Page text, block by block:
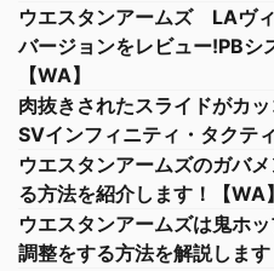
ウエスタンアームズ LAヴ
バージョンをレビュー!PBシ
【WA】
肉抜きされたスライドがカ
SVインフィニティ・タクテ
ウエスタンアームズのガバ
る方法を紹介します！【WA】
ウエスタンアームズは鬼ホ
調整をする方法を解説します